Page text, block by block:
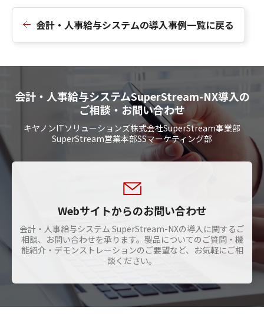
会計・人事給与システムの導入事例一覧に戻る
会計・人事給与システムSuperStream-NX導入の
ご相談・お問い合わせ
キヤノンITソリューションズ株式会社SuperStream事業部
SuperStream営業本部SSマーケティング部
Webサイトからのお問い合わせ
会計・人事給与システム SuperStream-NXの導入に関するご
相談、お問い合わせを承ります。製品についてのご質問・機
能紹介・デモンストレーションのご要望など、お気軽にご相
談ください。